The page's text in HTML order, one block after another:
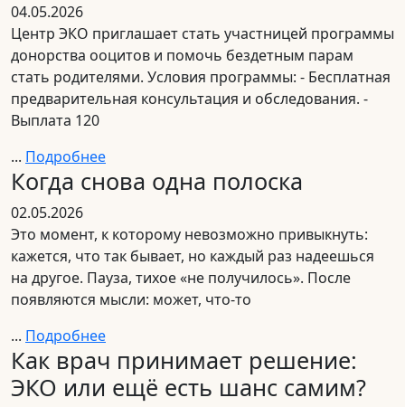
04.05.2026
Центр ЭКО приглашает стать участницей программы
донорства ооцитов и помочь бездетным парам
стать родителями. Условия программы: - Бесплатная
предварительная консультация и обследования. -
Выплата 120
... Подробнее
Когда снова одна полоска
02.05.2026
Это момент, к которому невозможно привыкнуть:
кажется, что так бывает, но каждый раз надеешься
на другое. Пауза, тихое «не получилось». После
появляются мысли: может, что-то
... Подробнее
Как врач принимает решение:
ЭКО или ещё есть шанс самим?